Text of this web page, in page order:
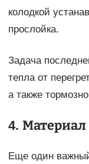
колодкой
прослойка.
Задача
тепла от
а также
4. Материал
Еще один